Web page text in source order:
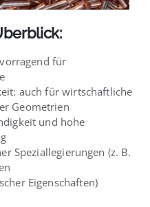
für
auch für wirtschaftliche
Geometrien
und hohe
Speziallegierungen (z. B.
Eigenschaften)